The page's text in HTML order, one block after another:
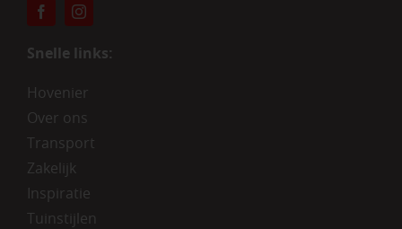
Snelle links:
Hovenier
Over ons
Transport
Zakelijk
Inspiratie
Tuinstijlen